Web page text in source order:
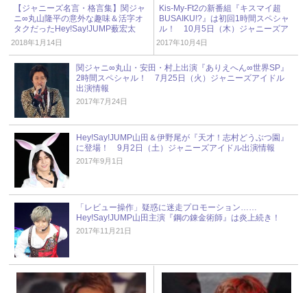
【ジャニーズ名言・格言集】関ジャ
ニ∞丸山隆平の意外な趣味＆活字オ
タクだったHey!Say!JUMP薮宏太
2018年1月14日
Kis-My-Ft2の新番組『キスマイ超
BUSAIKU!?』は初回1時間スペシャ
ル！ 10月5日（木）ジャニーズア
イドル出演情報
2017年10月4日
関ジャニ∞丸山・安田・村上出演『ありえへん∞世界SP』
2時間スペシャル！ 7月25日（火）ジャニーズアイドル
出演情報
2017年7月24日
Hey!Say!JUMP山田＆伊野尾が『天才！志村どうぶつ園』
に登場！ 9月2日（土）ジャニーズアイドル出演情報
2017年9月1日
「レビュー操作」疑惑に迷走プロモーション……
Hey!Say!JUMP山田主演『鋼の錬金術師』は炎上続き！
2017年11月21日